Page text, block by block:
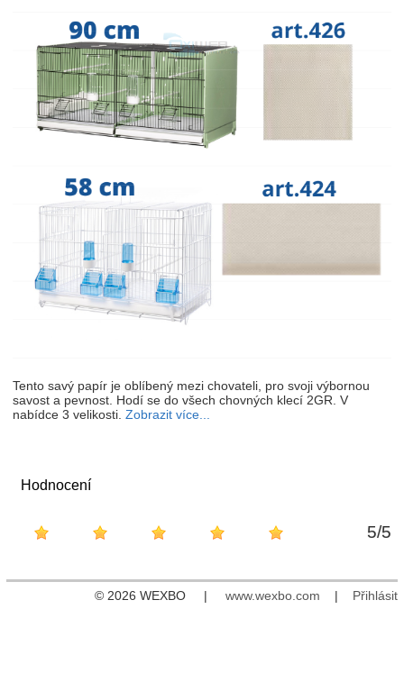
Tento savý papír je oblíbený mezi chovateli, pro svoji výbornou
savost a pevnost. Hodí se do všech chovných klecí 2GR. V
nabídce 3 velikosti. Zobrazit více...
Hodnocení
5/5
© 2026 WEXBO | www.wexbo.com | Přihlásit